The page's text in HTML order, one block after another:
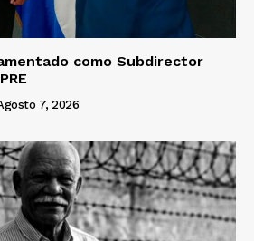
como Subdirector
7, 2026